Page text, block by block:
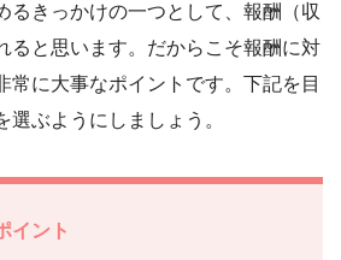
るきっかけの一つとして、報酬（収
ると思います。だからこそ報酬に対
常に大事なポイントです。下記を目
ぶようにしましょう。
イント